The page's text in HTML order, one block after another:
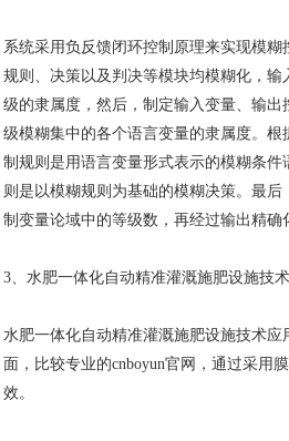
系统采用负反馈闭环控制原理来实现模糊
规则、决策以及判决等模块均模糊化，
级的隶属度，然后，制定输入变量、输
级模糊集中的各个语言变量的隶属度。
制规则是用语言变量形式表示的模糊条
则是以模糊规则为基础的模糊决策。最
制变量论域中的等级数，再经过输出精确
3、水肥一体化自动精准灌溉施肥设施技
水肥一体化自动精准灌溉施肥设施技术应
面，比较专业的cnboyun官网，通过采用
效。